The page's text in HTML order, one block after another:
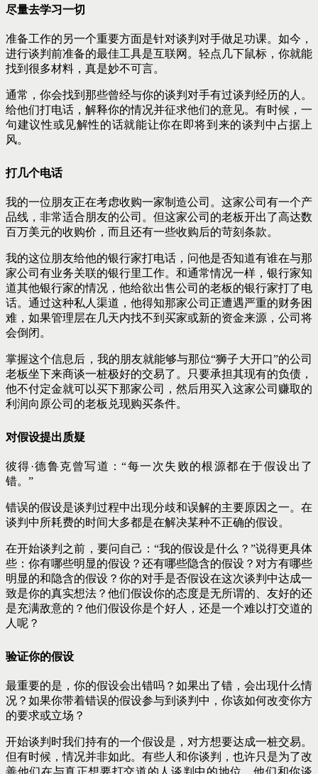
尽量去学习一切
准备工作的另一个重要方面是针对谈判对手做足功课。如今，
进行谈判前准备的最佳工具是互联网。轻点几下鼠标，你就能
找到很多材料，真是妙不可言。
通常，你会找到那些曾经与你的谈判对手有过谈判经历的人。
给他们打电话，解释你的情况并征求他们的意见。有时候，一
句建议性或见解性的话就能让你在即将到来的谈判中占据上
风。
打几个电话
我的一位朋友正在考虑收购一家制造公司。这家公司有一个产
品线，非常适合朋友的公司。但这家公司的老板开出了高达数
百万美元的收购价，而且还有一些收购后的苛刻条款。
我的这位朋友给他的银行家打电话，问他是否知道有谁在与那
家公司有业务关联的银行里工作。和通常情况一样，银行家知
道其他银行家的情况，他给欲出售公司的老板的银行家打了电
话。通过这种私人渠道，他得知那家公司正遭遇严重的财务困
难，如果管理层在几天内找不到买家或新的资金来源，公司将
会倒闭。
掌握这个信息后，我的朋友就能够与那位“狮子大开口”的公司
老板坐下来商谈一桩极好的交易了。只要承担其现有的负债，
他不付定金就可以买下那家公司，然后用买入这家公司赚取的
利润向原公司的老板兑现购买条件。
对假设提出质疑
彼得·德鲁克曾写道：“每一次失败的根源都在于假设出了
错。”
错误的假设是谈判过程中出现分歧和误解的主要原因之一。在
谈判中所耗费的时间大多都是在解决某种不正确的假设。
在开始谈判之前，要问自己：“我的假设是什么？”说得更具体
些：你有哪些明显的假设？还有哪些隐含的假设？对方有哪些
明显的和隐含的假设？你的对手是否假设在这次谈判中达成一
致是你的真实想法？他们假设你的态度是无所谓的、友好的还
是充满敌意的？他们假设你是个好人，还是一个难以打交道的
人呢？
验证你的假设
最重要的是，你的假设会出错吗？如果出了错，会出现什么情
况？如果你带着错误的假设参与到谈判中，你该如何改变你方
的要求或立场？
开始谈判时我们持有的一个假设是，对方想要达成一桩交易。
但有时候，情况并非如此。有些人和你谈判，也许只是为了改
善他们在与真正想要打交道的人谈判中的地位。他们和你谈